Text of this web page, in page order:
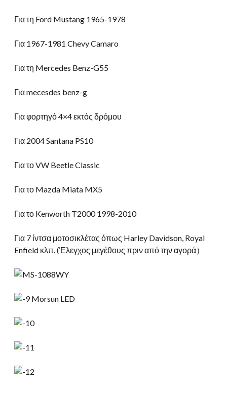
Για τη Ford Mustang 1965-1978
Για 1967-1981 Chevy Camaro
Για τη Mercedes Benz-G55
Για mecesdes benz-g
Για φορτηγό 4×4 εκτός δρόμου
Για 2004 Santana PS10
Για το VW Beetle Classic
Για το Mazda Miata MX5
Για το Kenworth T2000 1998-2010
Για 7 ίντσα μοτοσικλέτας όπως Harley Davidson, Royal
Enfield κλπ. (Έλεγχος μεγέθους πριν από την αγορά）